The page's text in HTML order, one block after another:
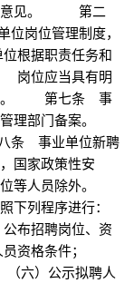
员意见。 第二
位管理制度，
根据职责任务和
岗位应当具有明
件。 第七条 事
理部门备案。
事业单位新聘
国家政策性安
等人员除外。
列程序进行：
招聘岗位、资
员资格条件；
六）公示拟聘人